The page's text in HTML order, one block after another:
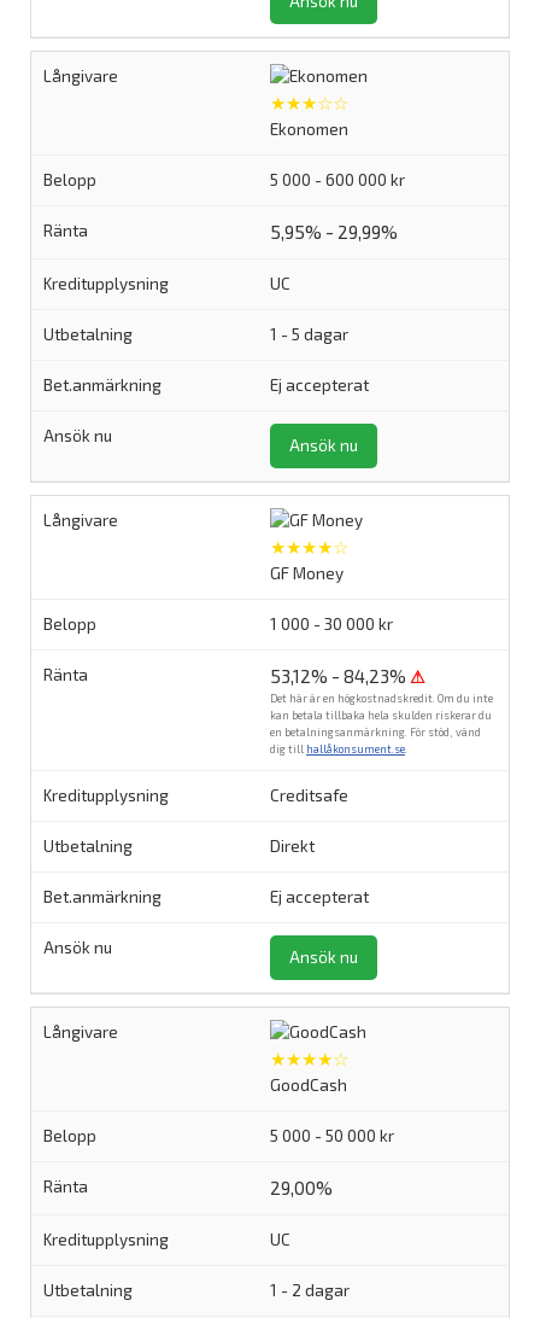
★★★☆☆
Ekonomen
5 000 - 600 000 kr
5,95% - 29,99%
UC
1 - 5 dagar
Ej accepterat
Ansök nu
★★★★☆
GF Money
1 000 - 30 000 kr
53,12% - 84,23% ⚠
Det här är en högkostnadskredit. Om du inte
kan betala tillbaka hela skulden riskerar du
en betalningsanmärkning. För stöd, vänd
dig till hallåkonsument.se
Creditsafe
Direkt
Ej accepterat
Ansök nu
★★★★☆
GoodCash
5 000 - 50 000 kr
29,00%
UC
1 - 2 dagar